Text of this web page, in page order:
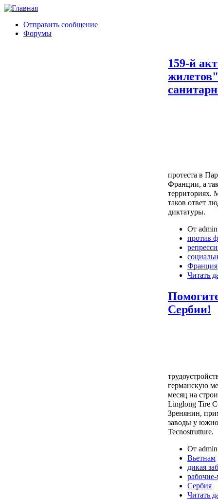
Отправить сообщение
Форумы
159-й
протеста в
Франции, а
территориях.
таков ответ
диктатуры.
От
против
Франция
Читать
Сербии!
германскую
месяц на
Linglong Tire
Зренянин,
заводы у
Tecnostrutture.
От
Вьетнам
дикая
Сербия
Читать